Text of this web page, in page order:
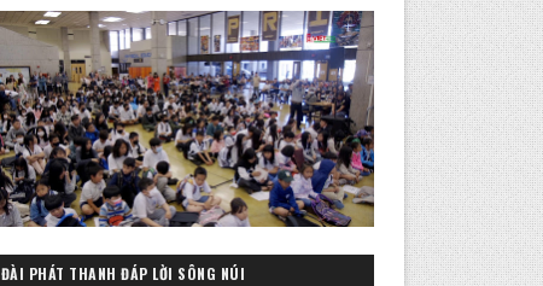
ĐÀI PHÁT THANH ĐÁP LỜI SÔNG NÚI